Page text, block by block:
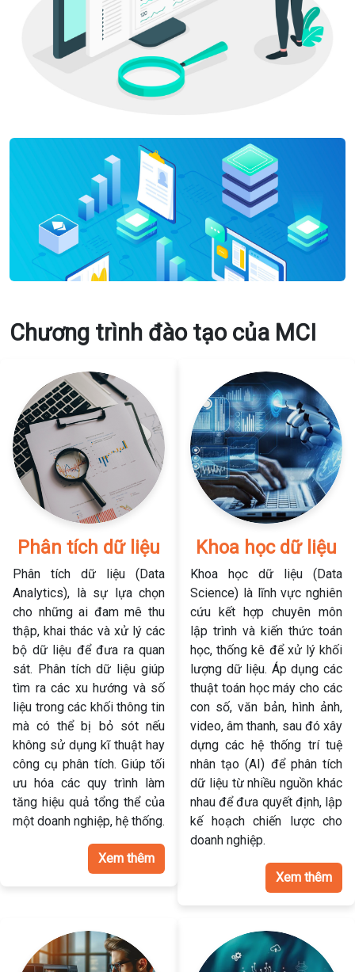
Chương trình đào tạo của MCI
Phân tích dữ liệu
Phân tích dữ liệu (Data
Analytics), là sự lựa chọn
cho những ai đam mê thu
thập, khai thác và xử lý các
bộ dữ liệu để đưa ra quan
sát. Phân tích dữ liệu giúp
tìm ra các xu hướng và số
liệu trong các khối thông tin
mà có thể bị bỏ sót nếu
không sử dụng kĩ thuật hay
công cụ phân tích. Giúp tối
ưu hóa các quy trình làm
tăng hiệu quả tổng thể của
một doanh nghiệp, hệ thống.
Xem thêm
Khoa học dữ liệu
Khoa học dữ liệu (Data
Science) là lĩnh vực nghiên
cứu kết hợp chuyên môn
lập trình và kiến thức toán
học, thống kê để xử lý khối
lượng dữ liệu. Áp dụng các
thuật toán học máy cho các
con số, văn bản, hình ảnh,
video, âm thanh, sau đó xây
dựng các hệ thống trí tuệ
nhân tạo (AI) để phân tích
dữ liệu từ nhiều nguồn khác
nhau để đưa quyết định, lập
kế hoạch chiến lược cho
doanh nghiệp.
Xem thêm